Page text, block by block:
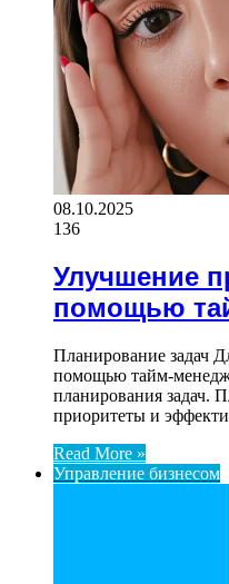
08.10.2025
136
Улучшение
помощью
Планирование задач
помощью тайм-
планирования задач.
приоритеты и
Read More »
Управление бизнесом